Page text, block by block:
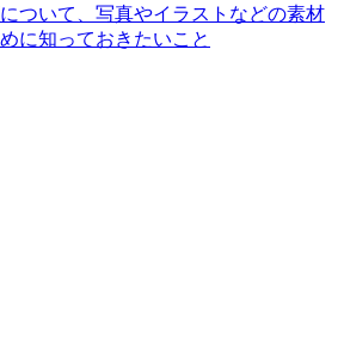
ついて、写真やイラストなどの素材
に知っておきたいこと